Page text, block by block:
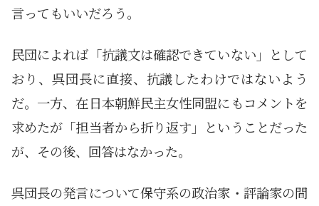
言ってもいいだろう。
民団によれば「抗議文は確認できていない」として
おり、呉団長に直接、抗議したわけではないよう
だ。一方、在日本朝鮮民主女性同盟にもコメントを
求めたが「担当者から折り返す」ということだった
が、その後、回答はなかった。
呉団長の発言について保守系の政治家・評論家の間